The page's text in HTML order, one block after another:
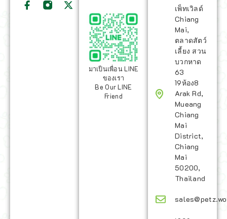
มาเป็นเพื่อน LINE
ของเรา
Be Our LINE
Friend
เพ็ทเวิลด์
Chiang
Mai,
ตลาดสัตว์
เลี้ยง สวน
บวกหาด
63
19ห้อง8
Arak Rd,
Mueang
Chiang
Mai
District,
Chiang
Mai
50200,
Thailand